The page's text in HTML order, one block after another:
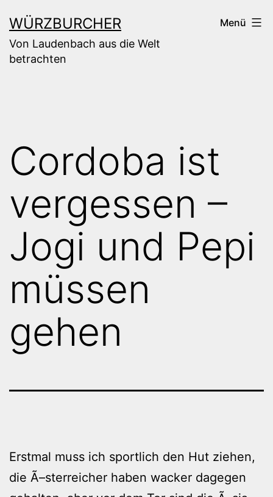
Inhalt
springen
WÜRZBURCHER
Von Laudenbach aus die Welt
betrachten
Menü
Cordoba ist
vergessen –
Jogi und Pepi
müssen
gehen
Erstmal muss ich sportlich den Hut ziehen,
die Ã–sterreicher haben wacker dagegen